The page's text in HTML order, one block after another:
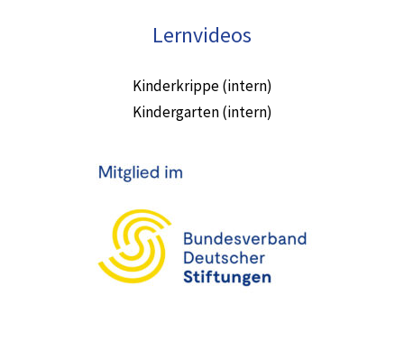
Lernvideos
Kinderkrippe (intern)
Kindergarten (intern)